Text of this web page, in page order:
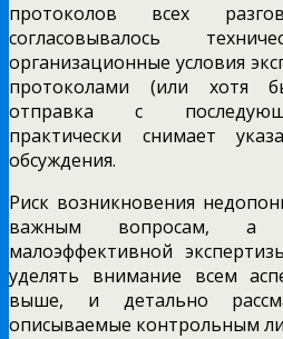
протоколов всех
согласовывалось
организационные условия
протоколами (или хотя
отправка с
практически снимает
обсуждения.
Риск возникновения
важным вопросам, а
малоэффективной
уделять внимание всем
выше, и детально
описываемые контрольным